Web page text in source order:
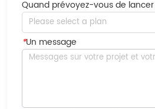
Quand prévoyez-vous de
Please select a plan
*Un message